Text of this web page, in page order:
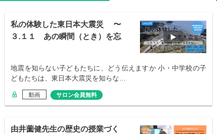
私の体験した東日本大震災 〜
３.１１ あの瞬間（とき）を忘
地震を知らない子どもたちに、どう伝えますか 小・中学校の子
どもたちは、東日本大震災を知らな…
動画 サロン会員無料
由井薗健先生の歴史の授業づく